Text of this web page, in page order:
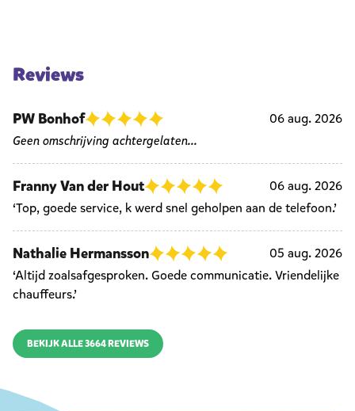
Reviews
PW Bonhof
06 aug. 2026
Geen omschrijving achtergelaten...
Franny Van der Hout
06 aug. 2026
‘Top, goede service, k werd snel geholpen aan de telefoon.’
Nathalie Hermansson
05 aug. 2026
‘Altijd zoalsafgesproken. Goede communicatie. Vriendelijke
chauffeurs.’
BEKIJK ALLE 3664 REVIEWS